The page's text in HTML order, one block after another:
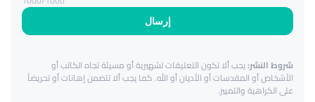
إرسال
شروط النشر:يجب ألا تكون التعليقات تشهيرية أو مسيئة تجاه الكاتب أو
الأشخاص أو المقدسات أو الأديان أو الله. كما يجب ألا تتضمن إهانات أو تحريضاً
على الكراهية والتمييز.